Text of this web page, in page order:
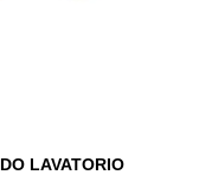
LAVATORIO